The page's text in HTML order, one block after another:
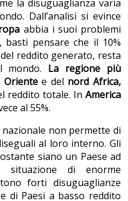
la disuguaglianza varia
Dall’analisi si evince
abbia i suoi problemi
pensare che il 10%
reddito generato, resta
La regione più
Orientee del nord Africa,
reddito totale. In America
al 55%.
nazionale non permette di
al loro interno. Gli
siano un Paese ad
di enorme
forti disuguaglianze
di Paesi a basso reddito